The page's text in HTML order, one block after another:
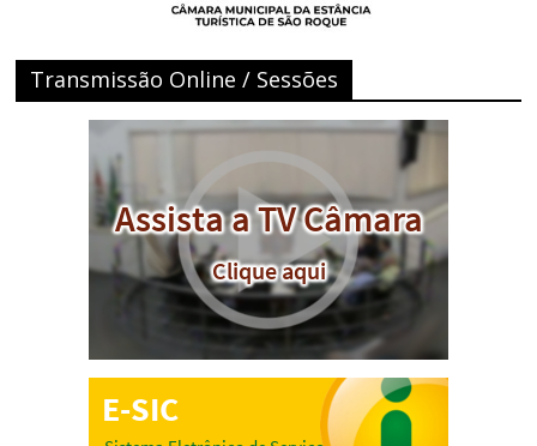
Transmissão Online / Sessões